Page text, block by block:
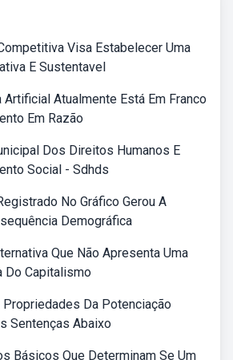
Visa Estabelecer Uma
E Sustentavel
Atualmente Está Em Franco
Em Razão
Dos Direitos Humanos E
Social - Sdhds
No Gráfico Gerou A
Demográfica
Que Não Apresenta Uma
Do Capitalismo
Da Potenciação
Sentenças Abaixo
Básicos Que Determinam Se Um